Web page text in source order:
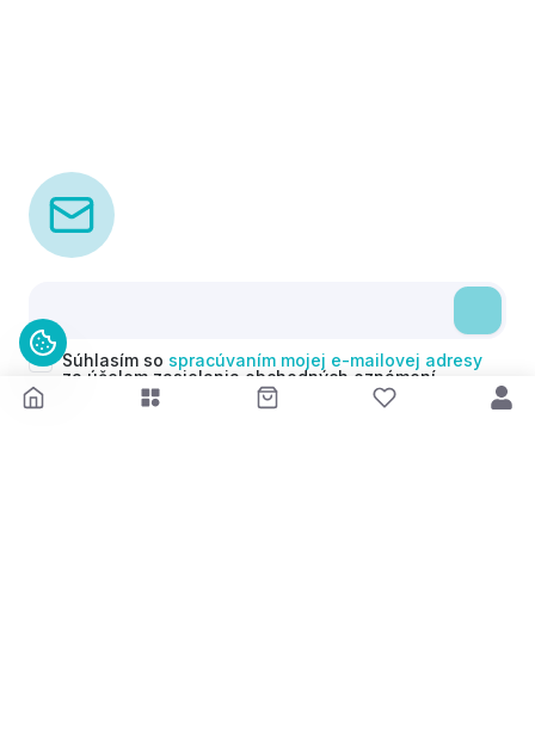
Súhlasím so spracúvaním mojej e-mailovej adresy
za účelom zasielania obchodných oznámení
(newsletterov) v súlade s čl. 6 ods. 1 písm. a)
Nariadenia GDPR. Svoj súhlas môžem kedykoľvek